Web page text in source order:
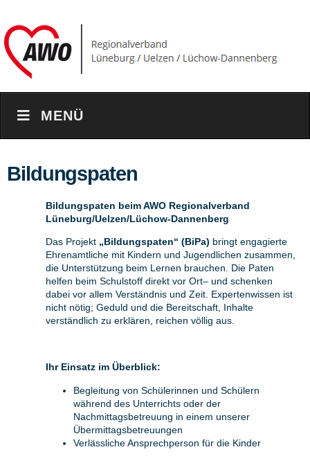
MENÜ
Bildungspaten
Bildungspaten beim AWO Regionalverband
Lüneburg/Uelzen/Lüchow-Dannenberg
Das Projekt „Bildungspaten“ (BiPa) bringt engagierte
Ehrenamtliche mit Kindern und Jugendlichen zusammen,
die Unterstützung beim Lernen brauchen. Die Paten
helfen beim Schulstoff direkt vor Ort– und schenken
dabei vor allem Verständnis und Zeit. Expertenwissen ist
nicht nötig; Geduld und die Bereitschaft, Inhalte
verständlich zu erklären, reichen völlig aus.
Ihr Einsatz im Überblick:
Begleitung von Schülerinnen und Schülern
während des Unterrichts oder der
Nachmittagsbetreuung in einem unserer
Übermittagsbetreuungen
Verlässliche Ansprechperson für die Kinder